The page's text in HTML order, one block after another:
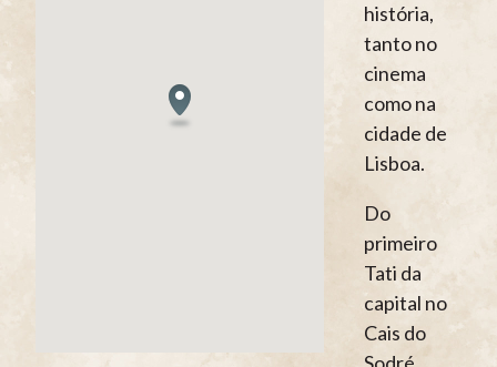
história,
tanto no
cinema
como na
cidade de
Lisboa.
Do
primeiro
Tati da
capital no
Cais do